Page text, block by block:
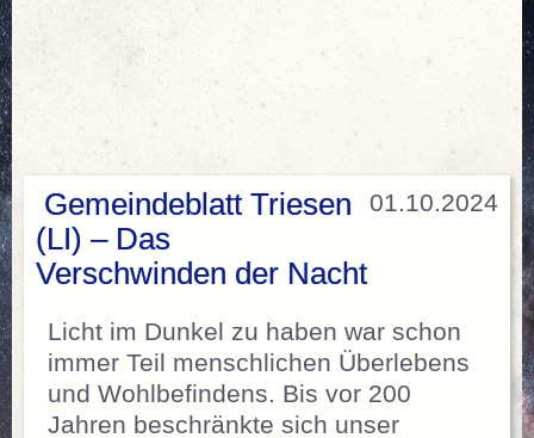
01.10.2024
Gemeindeblatt Triesen
(LI) – Das
Verschwinden der Nacht
Licht im Dunkel zu haben war schon
immer Teil menschlichen Überlebens
und Wohlbefindens. Bis vor 200
Jahren beschränkte sich unser